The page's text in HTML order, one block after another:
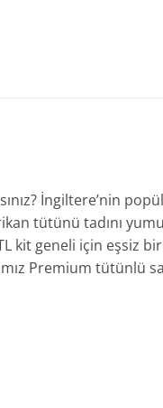
İngiltere’nin
tütünü tadını
kit geneli için eşsiz
Premium tütünlü